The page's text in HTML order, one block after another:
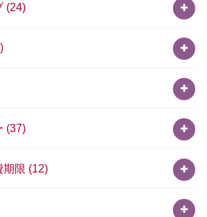
(24)
(37)
期限 (12)